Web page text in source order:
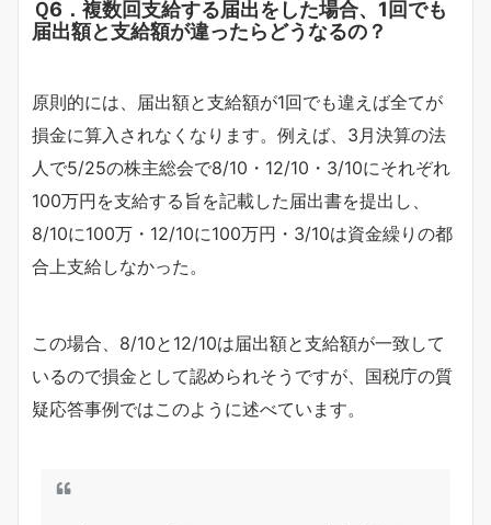
Ｑ6．複数回支給する届出をした場合、1回でも
届出額と支給額が違ったらどうなるの？
原則的には、届出額と支給額が1回でも違えば全てが
損金に算入されなくなります。例えば、3月決算の法
人で5/25の株主総会で8/10・12/10・3/10にそれぞれ
100万円を支給する旨を記載した届出書を提出し、
8/10に100万・12/10に100万円・3/10は資金繰りの都
合上支給しなかった。
この場合、8/10と12/10は届出額と支給額が一致して
いるので損金として認められそうですが、国税庁の質
疑応答事例ではこのように述べています。